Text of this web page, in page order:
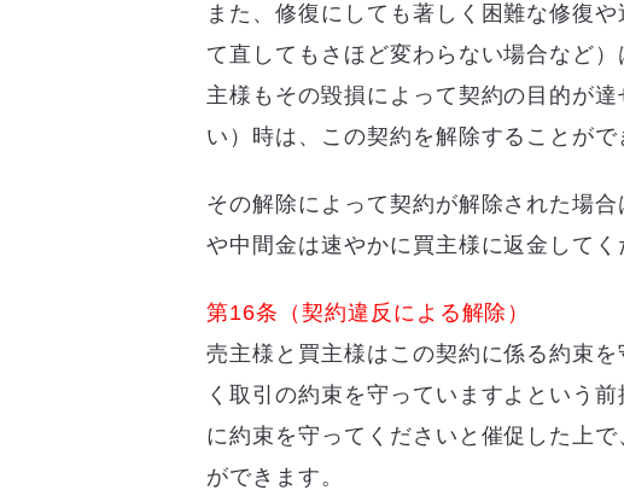
また、修復にしても著しく困難な修復
て直してもさほど変わらない場合など
主様もその毀損によって契約の目的が
い）時は、この契約を解除することがで
その解除によって契約が解除された場
や中間金は速やかに買主様に返金してく
第16条（契約違反による解除）
売主様と買主様はこの契約に係る約束
く取引の約束を守っていますよという
に約束を守ってくださいと催促した上
ができます。